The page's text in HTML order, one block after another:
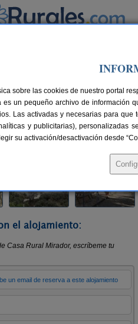
Busca por
> Casa Rural
(Granada)
y por habitaciones 2-7+1
el alojamiento:
sobre las cookies de nuestro portal
un pequeño archivo de información
Las activadas y necesarias para
y publicitarias), personalizadas
su activación/desactivación desde